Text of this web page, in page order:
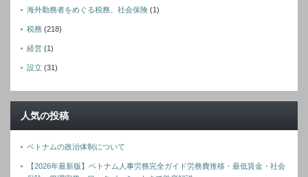
海外勤務者をめぐる税務、社会保険 (1)
税務 (218)
経営 (1)
設立 (31)
人気の投稿
ベトナムの政治体制について
【2026年最新版】ベトナム人事労務完全ガイド労務費推移・最低賃金・社会